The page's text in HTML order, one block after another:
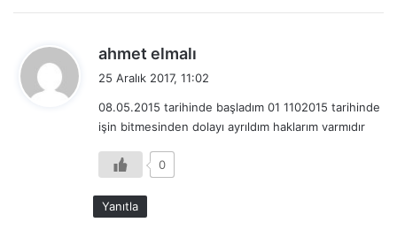
ahmet elmalı
i
k
25 Aralık 2017, 11:02
08.05.2015 tarihinde başladım 01 1102015 tarihinde
işin bitmesinden dolayı ayrıldım haklarım varmıdır
0
Yanıtla